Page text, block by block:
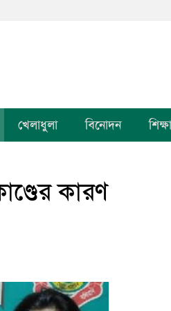
খেলাধুলা বিনোদন শিক্ষা
কারণ